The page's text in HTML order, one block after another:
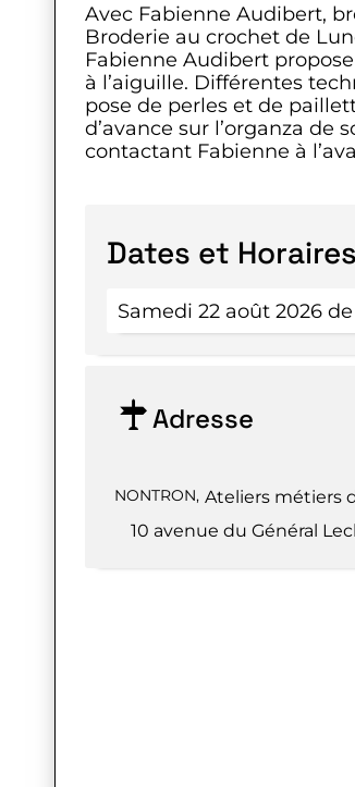
Avec Fabienne Audibert,
Broderie au crochet de
Fabienne Audibert
à l’aiguille. Différentes
pose de perles et de
d’avance sur l’organza de
contactant Fabienne à
Dates et Horaires
Samedi 22 août 2026 de
Adresse
NONTRON, Ateliers métiers
10 avenue du Général